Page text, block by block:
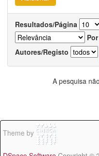
Resultados/Página
Autores/Registo
A pesquisa
Theme by